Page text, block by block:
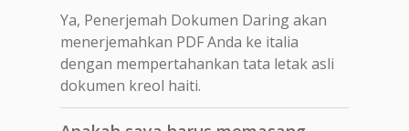
Ya, Penerjemah Dokumen Daring akan
menerjemahkan PDF Anda ke italia
dengan mempertahankan tata letak asli
dokumen kreol haiti.